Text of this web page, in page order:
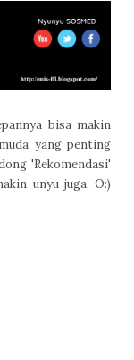
bisa makin
yang penting
'Rekomendasi'
unyu juga. O:)